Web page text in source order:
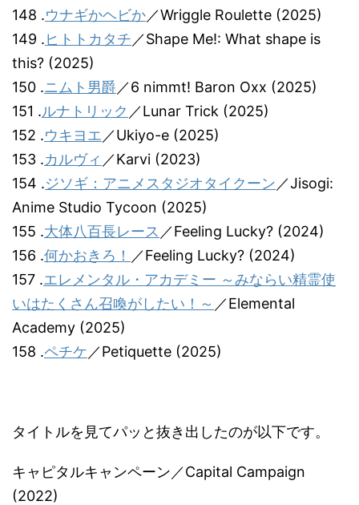
148 .ウナギかヘビか／Wriggle Roulette (2025)
149 .ヒトトカタチ ／Shape Me!: What shape is
this? (2025)
150 .ニムト男爵／6 nimmt! Baron Oxx (2025)
151 .ルナトリック ／Lunar Trick (2025)
152 .ウキヨエ ／Ukiyo-e (2025)
153 .カルヴィ ／Karvi (2023)
154 .ジソギ：アニメスタジオタイクーン ／Jisogi:
Anime Studio Tycoon (2025)
155 .大体八百長レース ／Feeling Lucky? (2024)
156 .何かおきろ！ ／Feeling Lucky? (2024)
157 .エレメンタル・アカデミー ～みならい精霊使
いはたくさん召喚がしたい！～ ／Elemental
Academy (2025)
158 .ペチケ ／Petiquette (2025)
タイトルを見てパッと抜き出したのが以下です。
キャピタルキャンペーン／Capital Campaign
(2022)